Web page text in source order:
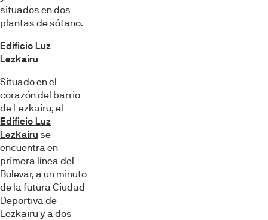
situados en dos
plantas de sótano.
Edificio Luz
Lezkairu
Situado en el
corazón del barrio
de Lezkairu, el
Edificio Luz
Lezkairu se
encuentra en
primera línea del
Bulevar, a un minuto
de la futura Ciudad
Deportiva de
Lezkairu y a dos